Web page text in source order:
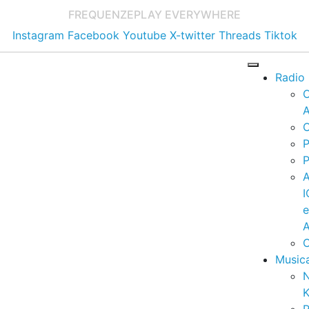
FREQUENZEPLAY EVERYWHERE
Instagram Facebook Youtube X-twitter Threads Tiktok
Radio
e